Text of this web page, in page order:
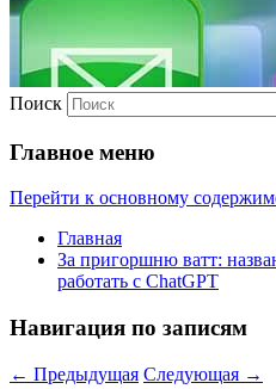
Поиск
Главное меню
Перейти к основному
Главная
За пригоршню ватт:
работать с ChatGPT
Навигация по записям
← Предыдущая Следующая →